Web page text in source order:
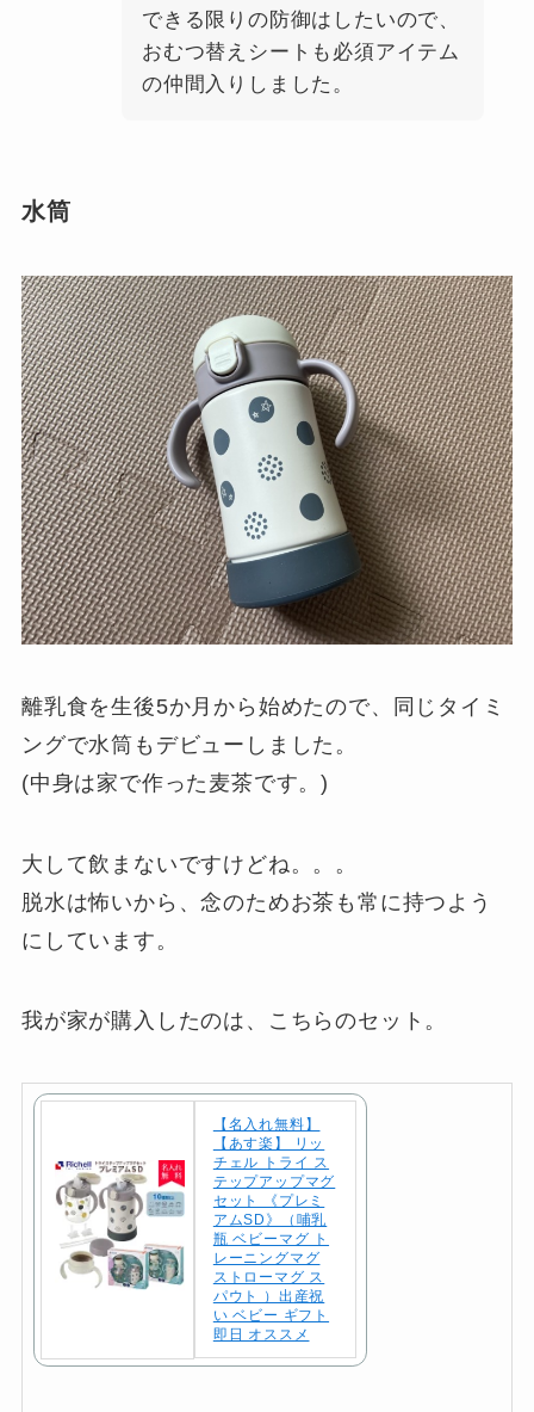
できる限りの防御はしたいので、
おむつ替えシートも必須アイテム
の仲間入りしました。
水筒
離乳食を生後5か月から始めたので、同じタイミ
ングで水筒もデビューしました。
(中身は家で作った麦茶です。)
大して飲まないですけどね。。。
脱水は怖いから、念のためお茶も常に持つよう
にしています。
我が家が購入したのは、こちらのセット。
【名入れ無料】
【あす楽】 リッ
チェル トライ ス
テップアップマグ
セット 《プレミ
アムSD》（哺乳
瓶 ベビーマグ ト
レーニングマグ
ストローマグ ス
パウト ）出産祝
い ベビー ギフト
即日 オススメ